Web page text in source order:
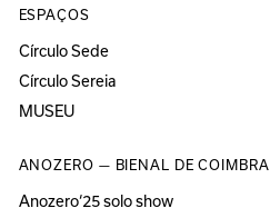
ESPAÇOS
Círculo Sede
Círculo Sereia
MUSEU
ANOZERO — BIENAL DE COIMBRA
Anozero‘25 solo show